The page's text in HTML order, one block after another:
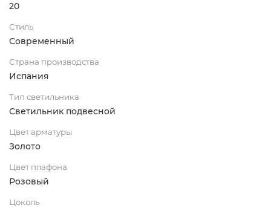
20
Стиль
Современный
Страна производства
Испания
Тип светильника
Светильник подвесной
Цвет арматуры
Золото
Цвет плафона
Розовый
Цоколь